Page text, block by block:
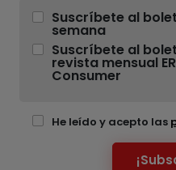
Suscríbete al
semana
Suscríbete al
revista mensual
Consumer
He leído y acepto las